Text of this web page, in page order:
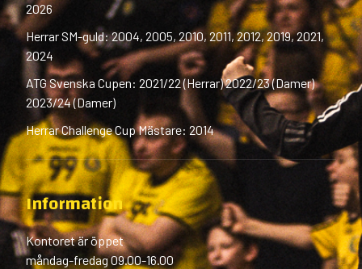
2026
Herrar SM-guld: 2004, 2005, 2010, 2011, 2012, 2019, 2021,
2024
ATG Svenska Cupen: 2021/22 (Herrar) 2022/23 (Damer)
2023/24 (Damer)
Herrar Challenge Cup Mästare: 2014
Information
Kontoret är öppet
måndag-fredag 09.00-16.00